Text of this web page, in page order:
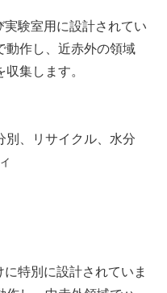
験室用に設計されてい
動作し、近赤外の領域
集します。
別、リサイクル、水分
特別に設計されていま